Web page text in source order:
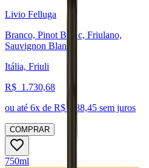
Livio Felluga
Branco, Pinot Blanc, Friulano,
Sauvignon Blanc
Itália, Friuli
R$ 1.730,68
ou até 6x de R$ 288,45 sem juros
COMPRAR
750ml